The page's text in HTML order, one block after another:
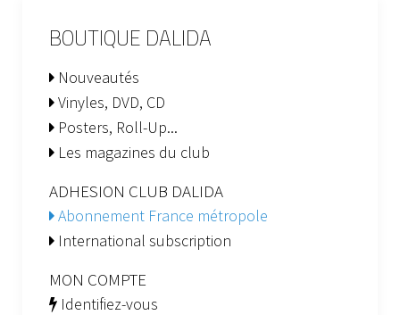
BOUTIQUE DALIDA
Nouveautés
Vinyles, DVD, CD
Posters, Roll-Up...
Les magazines du club
ADHESION CLUB DALIDA
Abonnement France métropole
International subscription
MON COMPTE
Identifiez-vous